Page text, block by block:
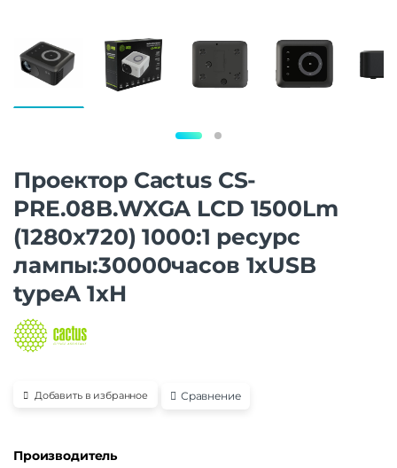
Проектор Cactus CS-
PRE.08B.WXGA LCD 1500Lm
(1280х720) 1000:1 ресурс
лампы:30000часов 1xUSB
typeA 1xH
Добавить в избранное Сравнение
Производитель